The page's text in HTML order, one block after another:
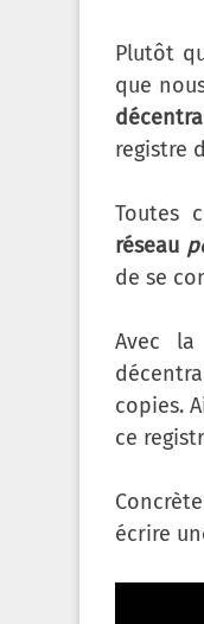
Plutôt
que
registre
Toutes
réseau
de se
Avec
copies.
ce
écrire